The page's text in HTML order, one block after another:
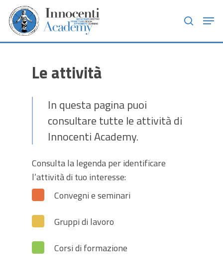
Skip
main
search
Le attività
In questa pagina puoi
consultare tutte le attività di
Innocenti Academy.
Consulta la legenda per identificare
l’attività di tuo interesse:
Convegni e seminari
Gruppi di lavoro
Corsi di formazione